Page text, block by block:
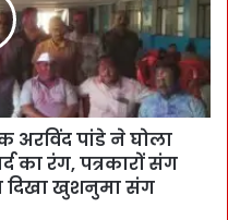
अरविंद पांडे ने घोला
का रंग, पत्रकारों संग
दिखा खुशनुमा संग